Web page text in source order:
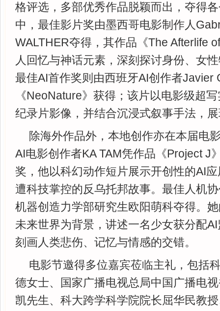
格评选，多部优秀作品脱颖而出，夺得
中，最佳影片奖由墨西哥电影制作人
WALTHER夺得，其作品《The Afterlife
人回忆与神话元素，深刻探讨身份、女
最佳AI首作奖则由西班牙AI创作者Javier
《NeoNature》获得；该片以电影级超
纪录片影像，并结合沉浸式叙事手法，
除海外作品外，本地创作亦在本届电
AI电影创作者KA TAM凭作品《Project J
奖，他以科幻动作短片展示开创性的AI
遭科技掌控的反乌托邦故事。最佳人机
机器创造力学部研究生欧阳萌科夺得。
未来世界为背景，讲述一名少女获分配
刻画人类悲伤、记忆与情感的交错。
电影节邀得多位嘉宾莅临主礼，包括
德女士、国家广播电视总局中国广播电
凯先生、科大跨学科学院院长屈华民教